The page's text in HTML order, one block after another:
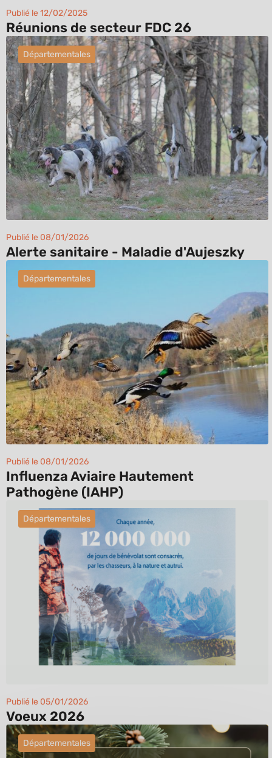
Publié le 12/02/2025
Réunions de secteur FDC 26
Départementales
Publié le 08/01/2026
Alerte sanitaire - Maladie d'Aujeszky
Départementales
Publié le 08/01/2026
Influenza Aviaire Hautement
Pathogène (IAHP)
Départementales
Publié le 05/01/2026
Voeux 2026
Départementales